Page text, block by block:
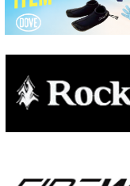
小川予報士
上條将美
ゴン